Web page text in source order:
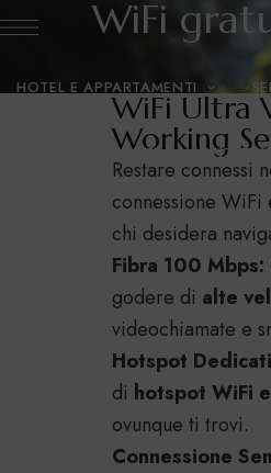
HOTEL E APPARTAMENTI
BLOG CONTATTI
WiFi
WiFi Ultra
Working
Restare connessi
connessione WiFi
chi desidera
Fibra 100 Mbps:
godere di alte
videochiamate e
Hotspot
di hotspot WiFi
ovunque ti trovi.
Connessione